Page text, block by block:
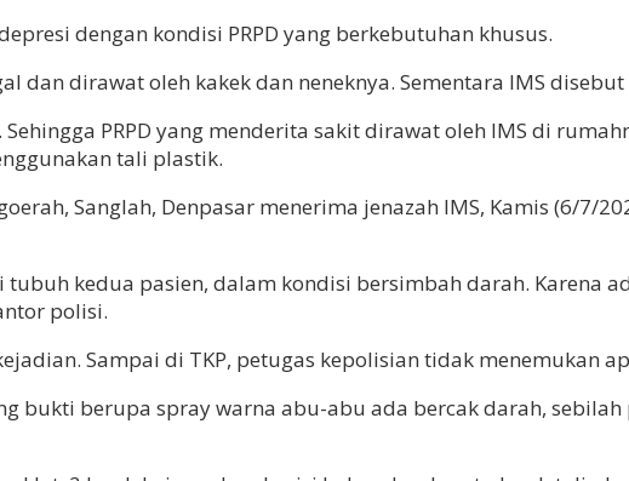
dengan kondisi PRPD yang berkebutuhan khusus.
dan dirawat oleh kakek dan neneknya. Sementara IMS
PRPD yang menderita sakit dirawat oleh IMS di
tali plastik.
Sanglah, Denpasar menerima jenazah IMS, Kamis (6/7/
kedua pasien, dalam kondisi bersimbah darah. Karena
polisi.
Sampai di TKP, petugas kepolisian tidak menemukan
bukti berupa spray warna abu-abu ada bercak darah,